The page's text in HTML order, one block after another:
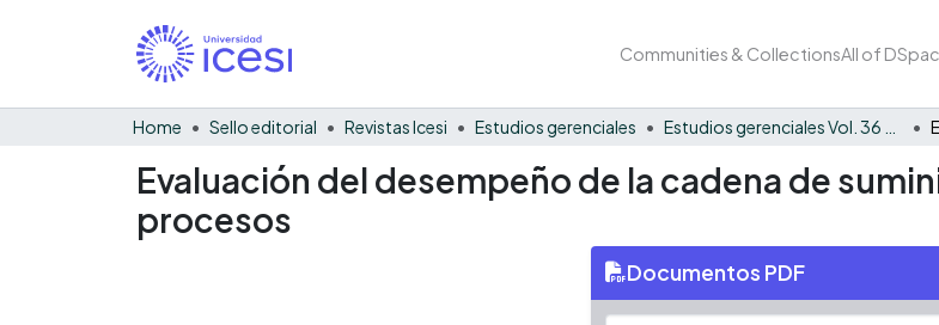
Communities & CollectionsAll of
Home Sello editorial Revistas Icesi Estudios gerenciales
Evaluación del desempeño de la cadena de
procesos
Documentos PDF